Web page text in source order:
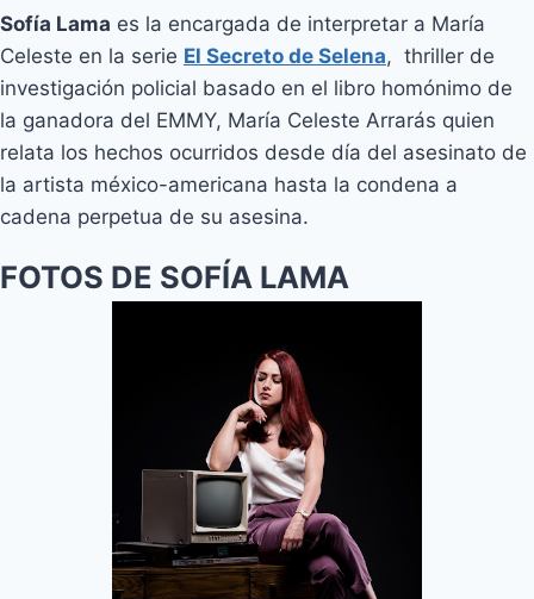
Sofía Lama es la encargada de interpretar a María
Celeste en la serie El Secreto de Selena, thriller de
investigación policial basado en el libro homónimo de
la ganadora del EMMY, María Celeste Arrarás quien
relata los hechos ocurridos desde día del asesinato de
la artista méxico-americana hasta la condena a
cadena perpetua de su asesina.
FOTOS DE SOFÍA LAMA